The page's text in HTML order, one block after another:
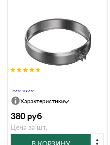
430 0,50
Характеристики
380 руб
Цена за шт.